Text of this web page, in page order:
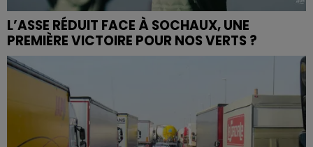
L’ASSE RÉDUIT FACE À SOCHAUX, UNE
PREMIÈRE VICTOIRE POUR NOS VERTS ?